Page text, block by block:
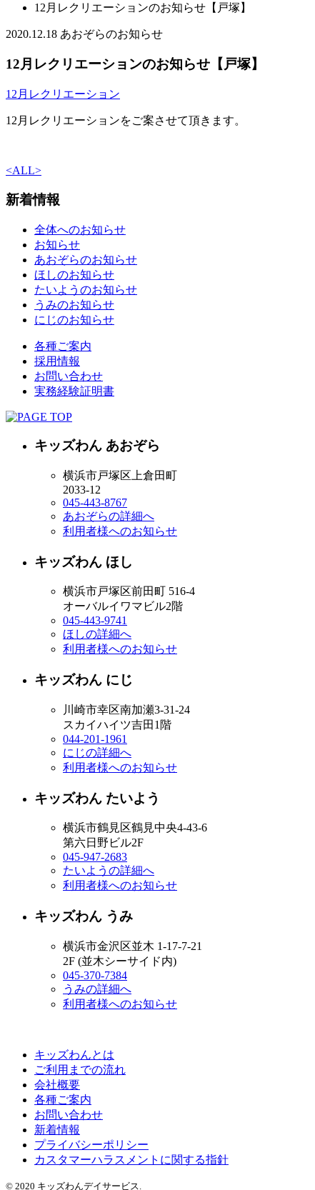
12月レクリエーションのお知らせ【戸塚】
2020.12.18 あおぞらのお知らせ
12月レクリエーションのお知らせ【戸塚】
12月レクリエーション
12月レクリエーションをご案させて頂きます。
<ALL>
新着情報
全体へのお知らせ
お知らせ
あおぞらのお知らせ
ほしのお知らせ
たいようのお知らせ
うみのお知らせ
にじのお知らせ
各種ご案内
採用情報
お問い合わせ
実務経験証明書
キッズわん あおぞら
横浜市戸塚区上倉田町
2033-12
045-443-8767
あおぞらの詳細へ
利用者様へのお知らせ
キッズわん ほし
横浜市戸塚区前田町 516-4
オーバルイワマビル2階
045-443-9741
ほしの詳細へ
利用者様へのお知らせ
キッズわん にじ
川崎市幸区南加瀬3-31-24
スカイハイツ吉田1階
044-201-1961
にじの詳細へ
利用者様へのお知らせ
キッズわん たいよう
横浜市鶴見区鶴見中央4-43-6
第六日野ビル2F
045-947-2683
たいようの詳細へ
利用者様へのお知らせ
キッズわん うみ
横浜市金沢区並木 1-17-7-21
2F (並木シーサイド内)
045-370-7384
うみの詳細へ
利用者様へのお知らせ
キッズわんとは
ご利用までの流れ
会社概要
各種ご案内
お問い合わせ
新着情報
プライバシーポリシー
カスタマーハラスメントに関する指針
© 2020 キッズわんデイサービス.